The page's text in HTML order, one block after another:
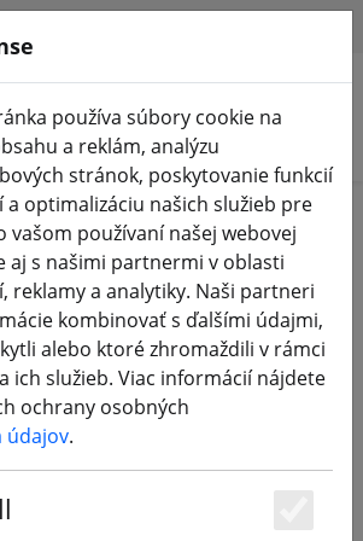
Login
Sign in with Google
with your Data
používa súbory cookie na
a reklám, analýzu
stránok, poskytovanie funkcií
a optimalizáciu našich služieb pre
vašom používaní našej webovej
aj s našimi partnermi v oblasti
reklamy a analytiky. Naši partneri
kombinovať s ďalšími údajmi,
alebo ktoré zhromaždili v rámci
ich služieb. Viac informácií nájdete
ochrany osobných
údajov.